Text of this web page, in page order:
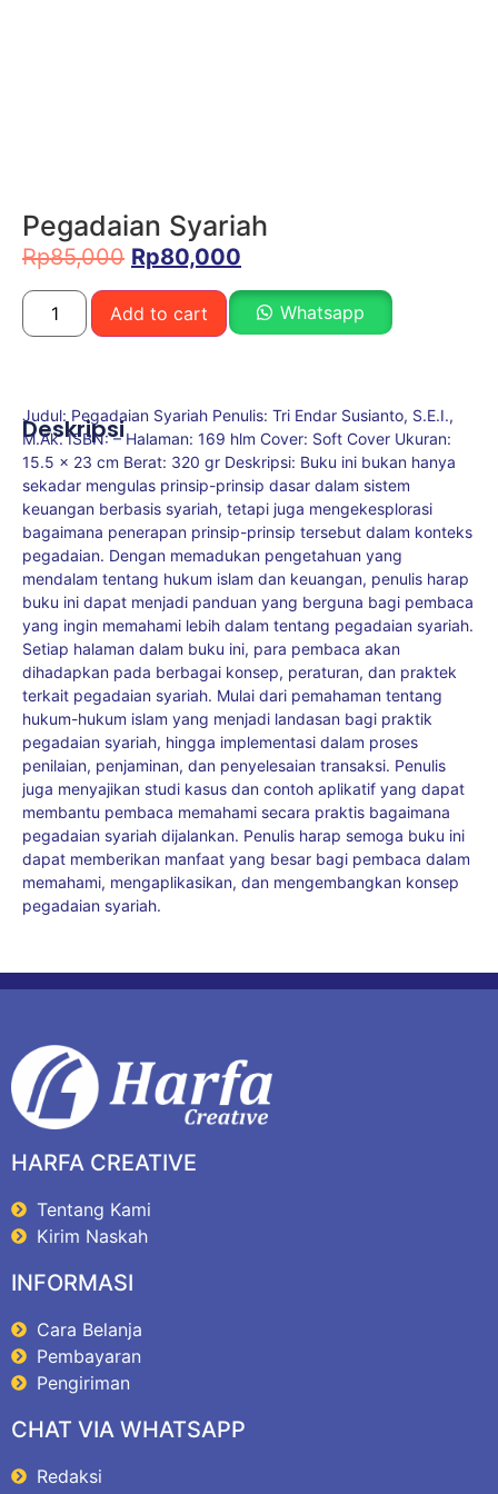
Pegadaian Syariah
Rp85,000 Rp80,000
Add to cart Whatsapp
Deskripsi
Judul: Pegadaian Syariah Penulis: Tri Endar Susianto, S.E.I.,
M.Ak. ISBN: – Halaman: 169 hlm Cover: Soft Cover Ukuran:
15.5 x 23 cm Berat: 320 gr Deskripsi: Buku ini bukan hanya
sekadar mengulas prinsip-prinsip dasar dalam sistem
keuangan berbasis syariah, tetapi juga mengekesplorasi
bagaimana penerapan prinsip-prinsip tersebut dalam konteks
pegadaian. Dengan memadukan pengetahuan yang
mendalam tentang hukum islam dan keuangan, penulis harap
buku ini dapat menjadi panduan yang berguna bagi pembaca
yang ingin memahami lebih dalam tentang pegadaian syariah.
Setiap halaman dalam buku ini, para pembaca akan
dihadapkan pada berbagai konsep, peraturan, dan praktek
terkait pegadaian syariah. Mulai dari pemahaman tentang
hukum-hukum islam yang menjadi landasan bagi praktik
pegadaian syariah, hingga implementasi dalam proses
penilaian, penjaminan, dan penyelesaian transaksi. Penulis
juga menyajikan studi kasus dan contoh aplikatif yang dapat
membantu pembaca memahami secara praktis bagaimana
pegadaian syariah dijalankan. Penulis harap semoga buku ini
dapat memberikan manfaat yang besar bagi pembaca dalam
memahami, mengaplikasikan, dan mengembangkan konsep
pegadaian syariah.
HARFA CREATIVE
Tentang Kami
Kirim Naskah
INFORMASI
Cara Belanja
Pembayaran
Pengiriman
CHAT VIA WHATSAPP
Redaksi